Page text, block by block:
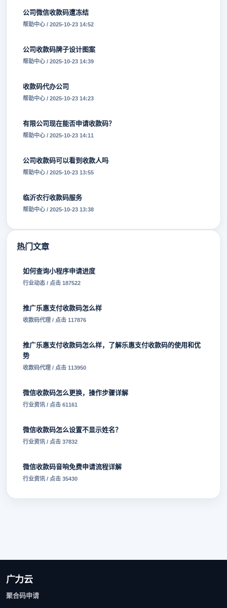
公司微信收款码遭冻结
帮助中心 / 2025-10-23 14:52
公司收款码牌子设计图案
帮助中心 / 2025-10-23 14:39
收款码代办公司
帮助中心 / 2025-10-23 14:23
有限公司现在能否申请收款码？
帮助中心 / 2025-10-23 14:11
公司收款码可以看到收款人吗
帮助中心 / 2025-10-23 13:55
临沂农行收款码服务
帮助中心 / 2025-10-23 13:38
热门文章
如何查询小程序申请进度
行业动态 / 点击 187522
推广乐惠支付收款码怎么样
收款码代理 / 点击 117876
推广乐惠支付收款码怎么样，了解乐惠支付收款码的使用和优
势
收款码代理 / 点击 113950
微信收款码怎么更换，操作步骤详解
行业资讯 / 点击 61161
微信收款码怎么设置不显示姓名？
行业资讯 / 点击 37832
微信收款码音响免费申请流程详解
行业资讯 / 点击 35430
广力云
聚合码申请